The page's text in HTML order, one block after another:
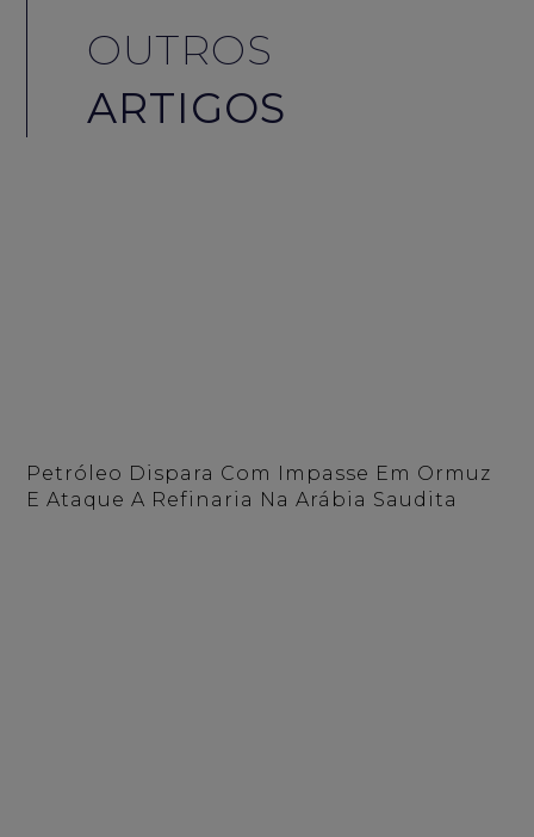
OUTROS
ARTIGOS
Petróleo Dispara Com Impasse Em Ormuz
E Ataque A Refinaria Na Arábia Saudita